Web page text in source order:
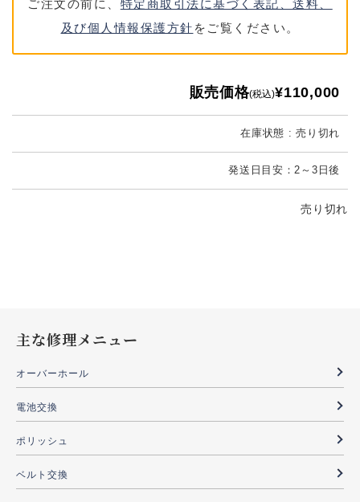
ご注文の前に、 特定商取引法に基づく表記、送料、
及び個人情報保護方針 をご覧ください。
販売価格(税込)¥110,000
在庫状態 : 売り切れ
発送日目安：2～3日後
売り切れ
主な修理メニュー
オーバーホール
電池交換
ポリッシュ
ベルト交換